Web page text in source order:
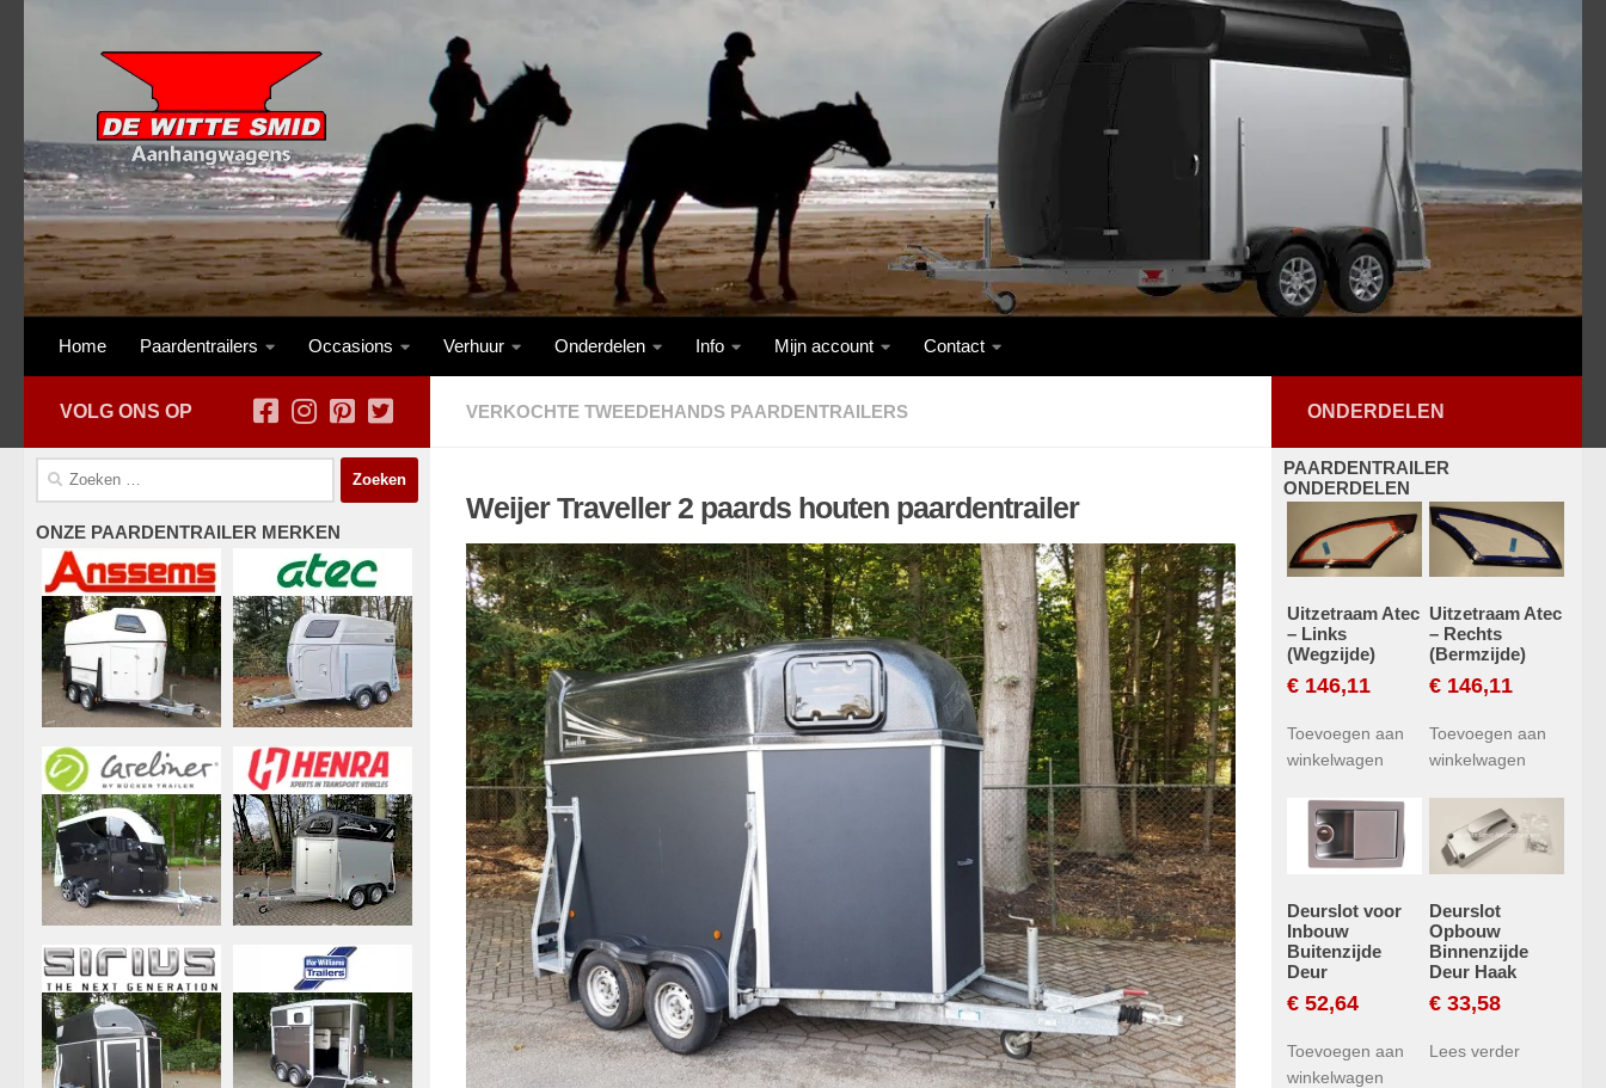
Home Paardentrailers Occasions Verhuur Onderdelen Info Mijn account Contact
VERKOCHTE TWEEDEHANDS PAARDENTRAILERS
Weijer Traveller 2 paards houten paardentrailer
VOLG ONS OP
Zoeken
ONZE PAARDENTRAILER MERKEN
ONDERDELEN
PAARDENTRAILER
ONDERDELEN
Uitzetraam Atec
– Links
(Wegzijde)
€ 146,11
Toevoegen aan
winkelwagen
Uitzetraam Atec
– Rechts
(Bermzijde)
€146,11
Toevoegen aan
winkelwagen
Deurslot voor
Inbouw
Buitenzijde
Deur
€ 52,64
Toevoegen aan
winkelwagen
Deurslot
Opbouw
Binnenzijde
Deur Haak
€33,58
Lees verder